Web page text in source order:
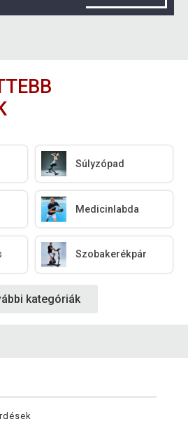
Súlyzópad
Medicinlabda
Szobakerékpár
kategóriák